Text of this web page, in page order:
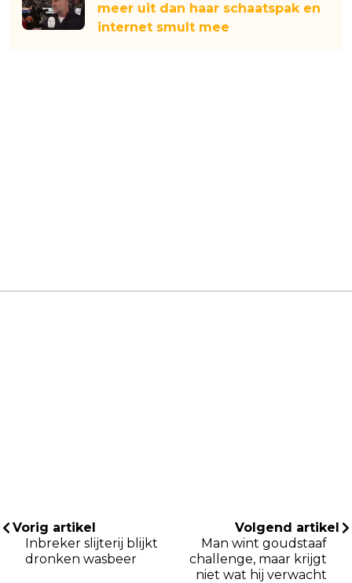
meer uit dan haar schaatspak en
internet smult mee
Vorig artikel
Inbreker slijterij blijkt
dronken wasbeer
Volgend artikel
Man wint goudstaaf
challenge, maar krijgt
niet wat hij verwacht